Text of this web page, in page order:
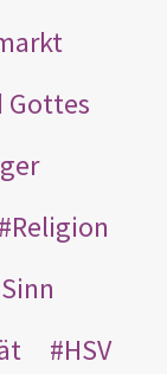
Gottes
Religion
Sinn
HSV